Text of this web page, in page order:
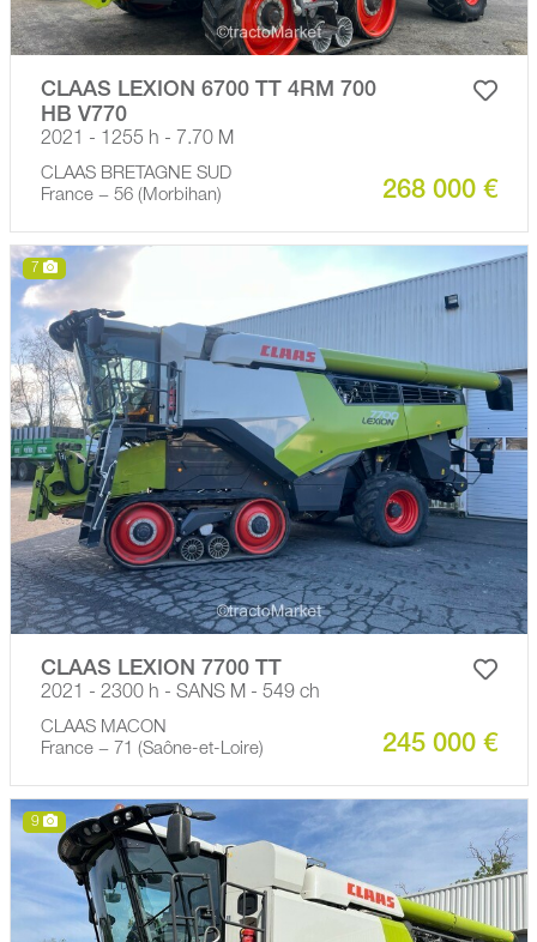
CLAAS LEXION 6700 TT 4RM 700
HB V770
2021 - 1255 h - 7.70 M
CLAAS BRETAGNE SUD
France − 56 (Morbihan)
268 000 €
7
CLAAS LEXION 7700 TT
2021 - 2300 h - SANS M - 549 ch
CLAAS MACON
France − 71 (Saône-et-Loire)
245 000 €
9